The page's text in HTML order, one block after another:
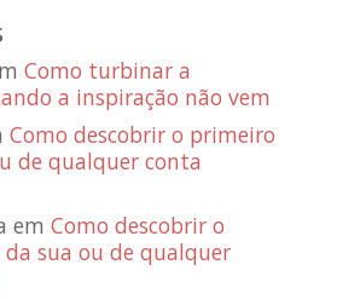
Como turbinar a
a inspiração não vem
Como descobrir o primeiro
de qualquer conta
em Como descobrir o
sua ou de qualquer